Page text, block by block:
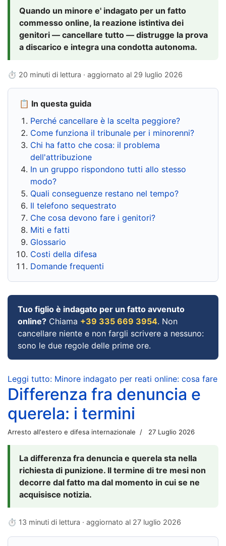
Quando un minore e' indagato per un fatto
commesso online, la reazione istintiva dei
genitori — cancellare tutto — distrugge la prova
a discarico e integra una condotta autonoma.
⏱ 20 minuti di lettura · aggiornato al 29 luglio 2026
📋 In questa guida
Perché cancellare è la scelta peggiore?
Come funziona il tribunale per i minorenni?
Chi ha fatto che cosa: il problema
dell'attribuzione
In un gruppo rispondono tutti allo stesso
modo?
Quali conseguenze restano nel tempo?
Il telefono sequestrato
Che cosa devono fare i genitori?
Miti e fatti
Glossario
Costi della difesa
Domande frequenti
Tuo figlio è indagato per un fatto avvenuto
online? Chiama +39 335 669 3954. Non
cancellare niente e non fargli scrivere a nessuno:
sono le due regole delle prime ore.
Leggi tutto: Minore indagato per reati online: cosa fare
Differenza fra denuncia e
querela: i termini
Arresto all'estero e difesa internazionale 27 Luglio 2026
La differenza fra denuncia e querela sta nella
richiesta di punizione. Il termine di tre mesi non
decorre dal fatto ma dal momento in cui se ne
acquisisce notizia.
⏱ 13 minuti di lettura · aggiornato al 27 luglio 2026